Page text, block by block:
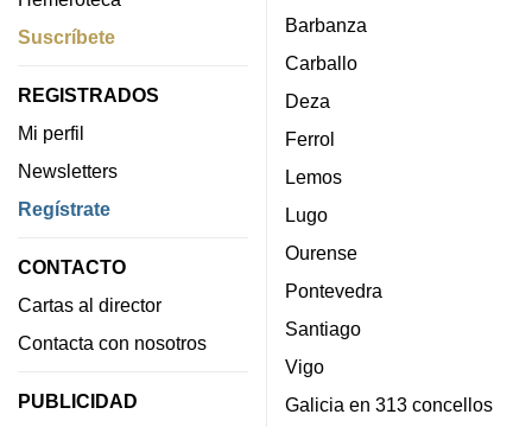
Suscríbete
REGISTRADOS
Mi perfil
Newsletters
Regístrate
CONTACTO
Cartas al director
Contacta con nosotros
PUBLICIDAD
Barbanza
Carballo
Deza
Ferrol
Lemos
Lugo
Ourense
Pontevedra
Santiago
Vigo
Galicia en 313 concellos